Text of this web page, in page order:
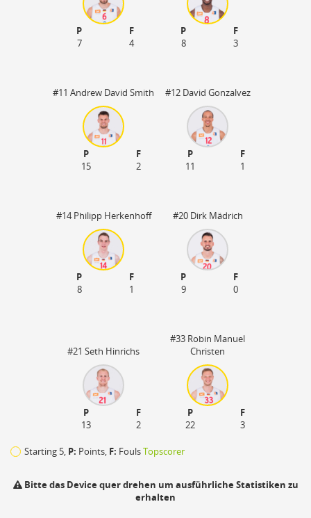
P
F
7
4
P
F
8
3
#11 Andrew David Smith
P
F
15
2
#12 David Gonzalvez
P
F
11
1
#14 Philipp Herkenhoff
P
F
8
1
#20 Dirk Mädrich
P
F
9
0
#21 Seth Hinrichs
P
F
13
2
#33 Robin Manuel
Christen
P
F
22
3
Starting 5, P: Points, F: FoulsTopscorer
Bitte das Device quer drehen um ausführliche Statistiken zu
erhalten